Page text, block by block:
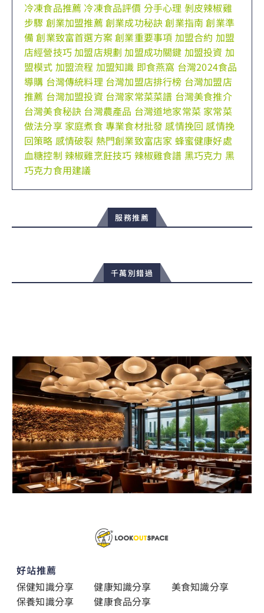
冷凍食品推薦 冷凍食品評價 分手心理 剝皮辣椒雞
步驟 創業加盟推薦 創業成功秘訣創業指南 創業準
備創業致富首選方案創業重要事項 加盟合約 加盟
店經營技巧加盟店規劃 加盟成功關鍵 加盟投資 加
盟模式 加盟流程 加盟知識 即食燕窩 台灣2024食品
導購 台灣傳統料理 台灣加盟店排行榜 台灣加盟店
推薦 台灣加盟投資 台灣家常菜菜譜 台灣美食推介
台灣美食秘訣 台灣農產品 台灣道地家常菜 家常菜
做法分享 家庭煮食專業食材批發感情挽回 感情挽
回策略 感情破裂 熱門創業致富店家 蜂蜜健康好處
血糖控制 辣椒雞烹飪技巧 辣椒雞食譜 黑巧克力 黑
巧克力食用建議
服務推薦
千萬別錯過
好站推薦
保健知識分享
健康知識分享
美食知識分享
保養知識分享
健康食品分享